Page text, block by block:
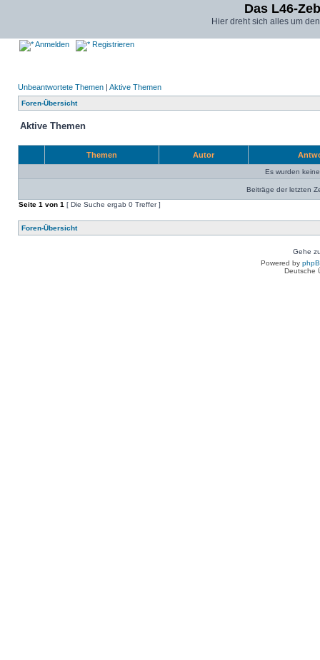
Das L46-
Hier dreht sich alles um
Anmelden Registrieren
Unbeantwortete Themen | Aktive Themen
Foren-Übersicht
Aktive Themen
Themen Autor
Es wurden
Beiträge der letzten
Seite 1 von 1 [ Die Suche ergab 0 Treffer ]
Foren-Übersicht
Gehe
Powered by
Deutsche